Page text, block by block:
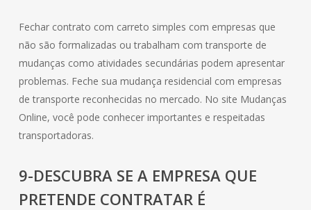
Fechar contrato com carreto simples com empresas que
não são formalizadas ou trabalham com transporte de
mudanças como atividades secundárias podem apresentar
problemas. Feche sua mudança residencial com empresas
de transporte reconhecidas no mercado. No site Mudanças
Online, você pode conhecer importantes e respeitadas
transportadoras.
9-DESCUBRA SE A EMPRESA QUE
PRETENDE CONTRATAR É